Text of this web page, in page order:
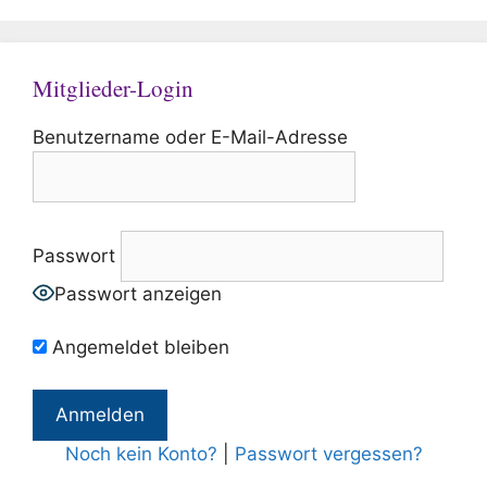
Mitglieder-Login
Benutzername oder E-Mail-Adresse
Passwort
Passwort anzeigen
Angemeldet bleiben
Noch kein Konto? Passwort vergessen?